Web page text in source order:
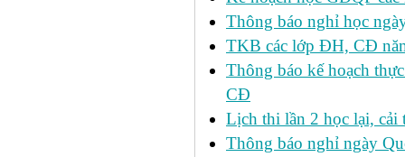
Thông báo nghỉ học
TKB các lớp ĐH, CĐ
Thông báo kế hoạch
CĐ
Lịch thi lần 2 học lại, cải
Thông báo nghỉ ngày